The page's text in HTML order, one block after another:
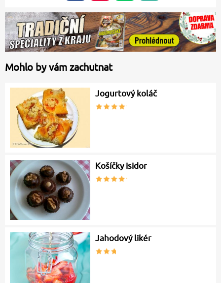
Mohlo by vám zachutnat
Jogurtový koláč
Košíčky isidor
Jahodový likér